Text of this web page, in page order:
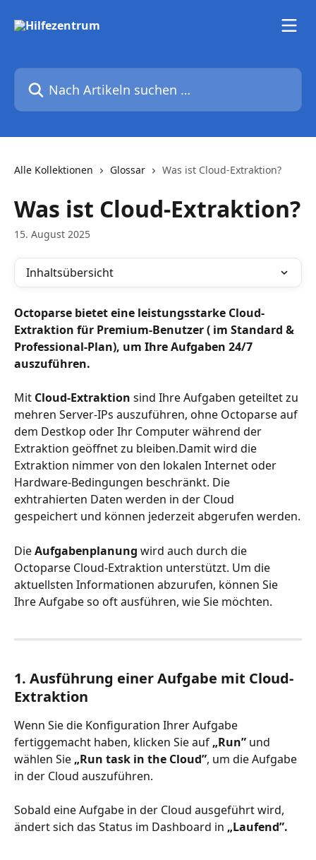
Nach Artikeln suchen …
Alle Kollektionen Glossar Was ist Cloud-Extraktion?
Was ist Cloud-Extraktion?
15. August 2025
Inhaltsübersicht
Octoparse bietet eine leistungsstarke Cloud-
Extraktion für Premium-Benutzer ( im Standard &
Professional-Plan), um Ihre Aufgaben 24/7
auszuführen.
Mit Cloud-Extraktion sind Ihre Aufgaben geteiltet zu
mehren Server-IPs auszuführen, ohne Octoparse auf
dem Destkop oder Ihr Computer während der
Extraktion geöffnet zu bleiben.Damit wird die
Extraktion nimmer von den lokalen Internet oder
Hardware-Bedingungen beschränkt. Die
exhtrahierten Daten werden in der Cloud
gespeichert und können jederzeit abgerufen werden.
Die Aufgabenplanung wird auch durch die
Octoparse Cloud-Extraktion unterstützt. Um die
aktuellsten Informationen abzurufen, können Sie
Ihre Aufgabe so oft ausführen, wie Sie möchten.
1. Ausführung einer Aufgabe mit Cloud-
Extraktion
Wenn Sie die Konfiguration Ihrer Aufgabe
fertiggemacht haben, klicken Sie auf „Run” und
wählen Sie „Run task in the Cloud”, um die Aufgabe
in der Cloud auszuführen.
Sobald eine Aufgabe in der Cloud ausgeführt wird,
ändert sich das Status im Dashboard in „Laufend”.